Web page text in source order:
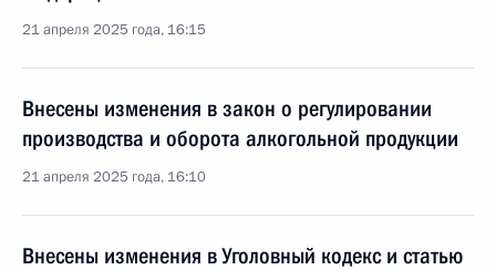
21 апреля 2025 года, 16:15
Внесены изменения в закон о регулировании
производства и оборота алкогольной продукции
21 апреля 2025 года, 16:10
Внесены изменения в Уголовный кодекс и статью